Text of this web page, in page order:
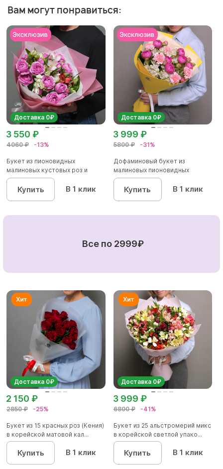
Вам могут понравиться:
Доставка 0₽
4060 ₽ -13%
3 550 ₽
Букет из пионовидных
малиновых кустовых роз и
альстроме...
Купить В 1 клик
Доставка 0₽
5800 ₽ -31%
3 999 ₽
Дофаминовый букет из
малиновых пионовидных
кустовых роз...
Купить В 1 клик
Все по 2999₽
Доставка 0₽
2850 ₽ -25%
2 150 ₽
Букет из 15 красных роз (Кения)
в корейской матовой кал...
Купить В 1 клик
Доставка 0₽
6800 ₽ -41%
3 999 ₽
Букет из 25 альстромерий микс
в корейской светлой упако...
Купить В 1 клик